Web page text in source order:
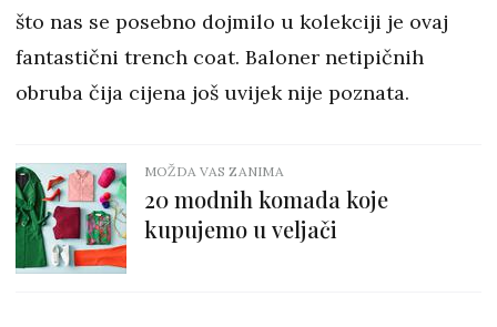
što nas se posebno dojmilo u kolekciji je ovaj
fantastični trench coat. Baloner netipičnih
obruba čija cijena još uvijek nije poznata.
MOŽDA VAS ZANIMA
20 modnih komada koje
kupujemo u veljači